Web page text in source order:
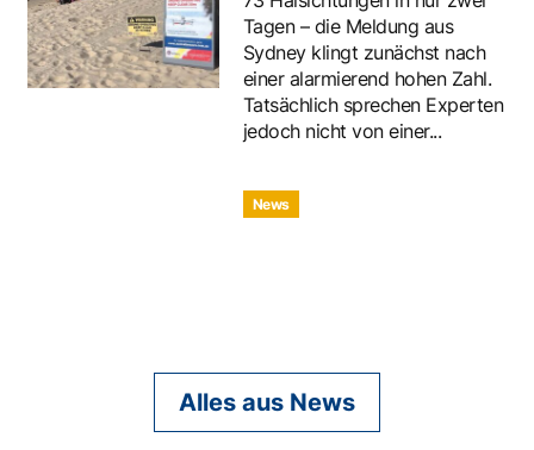
Tagen – die Meldung aus
Sydney klingt zunächst nach
einer alarmierend hohen Zahl.
Tatsächlich sprechen Experten
jedoch nicht von einer...
News
Alles aus News